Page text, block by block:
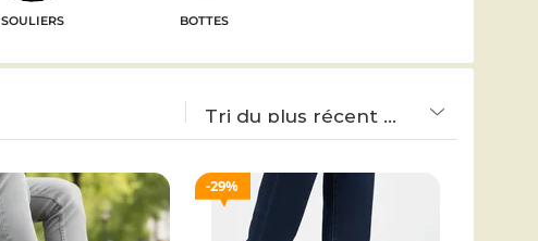
SOULIERS BOTTES
29%